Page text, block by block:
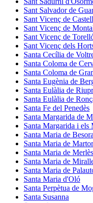
Sant Salvador de
Sant Vicenç de
Sant Vicenç de
Sant Vicenç de
Sant Vicenç dels
Santa Cecília de
Santa Coloma de
Santa Coloma de
Santa Eugènia de
Santa Eulàlia de
Santa Eulàlia de
Santa Fe del Penedès
Santa Margarida de
Santa Margarida i els
Santa Maria de Besora
Santa Maria de
Santa Maria de Merlès
Santa Maria de
Santa Maria de
Santa Maria d'Oló
Santa Perpètua de
Santa Susanna